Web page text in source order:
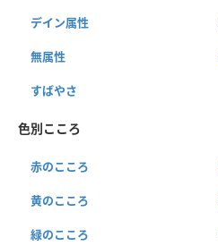
デイン属性
無属性
すばやさ
色別こころ
赤のこころ
黄のこころ
緑のこころ